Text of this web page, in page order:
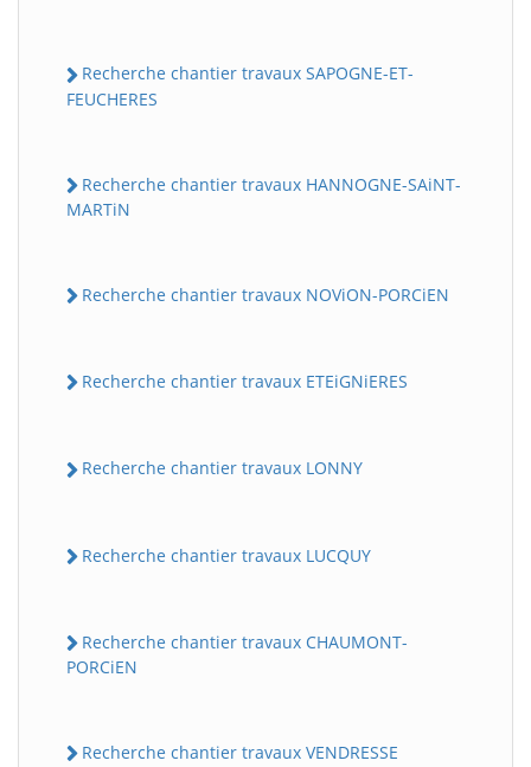
Recherche chantier travaux SAPOGNE-ET-
FEUCHERES
Recherche chantier travaux HANNOGNE-SAiNT-
MARTiN
Recherche chantier travaux NOViON-PORCiEN
Recherche chantier travaux ETEiGNiERES
Recherche chantier travaux LONNY
Recherche chantier travaux LUCQUY
Recherche chantier travaux CHAUMONT-
PORCiEN
Recherche chantier travaux VENDRESSE
BatiWebPro